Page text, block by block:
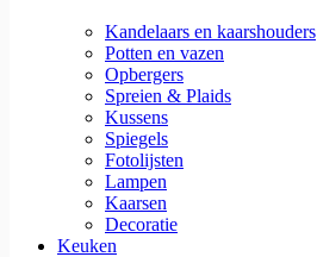
Kandelaars en kaarshouders
Potten en vazen
Opbergers
Spreien & Plaids
Kussens
Spiegels
Fotolijsten
Lampen
Kaarsen
Decoratie
Keuken